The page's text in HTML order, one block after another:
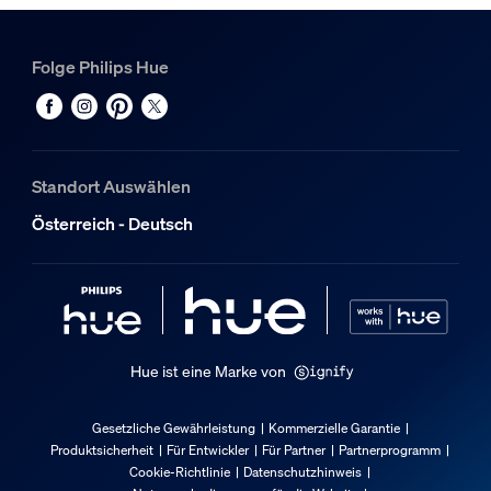
Folge Philips Hue
Standort Auswählen
Österreich - Deutsch
Hue ist eine Marke von
Gesetzliche Gewährleistung
Kommerzielle Garantie
Produktsicherheit
Für Entwickler Für Partner
Partnerprogramm
Cookie-Richtlinie
Datenschutzhinweis